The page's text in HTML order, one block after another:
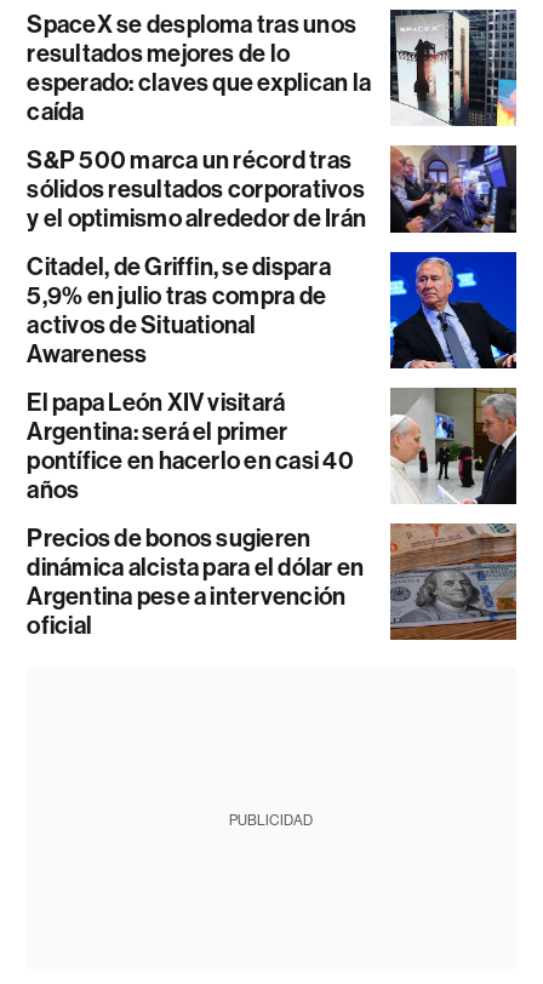
SpaceX se desploma tras unos
resultados mejores de lo
esperado: claves que explican la
caída
S&P 500 marca un récord tras
sólidos resultados corporativos
y el optimismo alrededor de Irán
Citadel, de Griffin, se dispara
5,9% en julio tras compra de
activos de Situational
Awareness
El papa León XIV visitará
Argentina: será el primer
pontífice en hacerlo en casi 40
años
Precios de bonos sugieren
dinámica alcista para el dólar en
Argentina pese a intervención
oficial
PUBLICIDAD